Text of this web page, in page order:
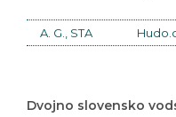
A. G., STA
Dvojno slovensko